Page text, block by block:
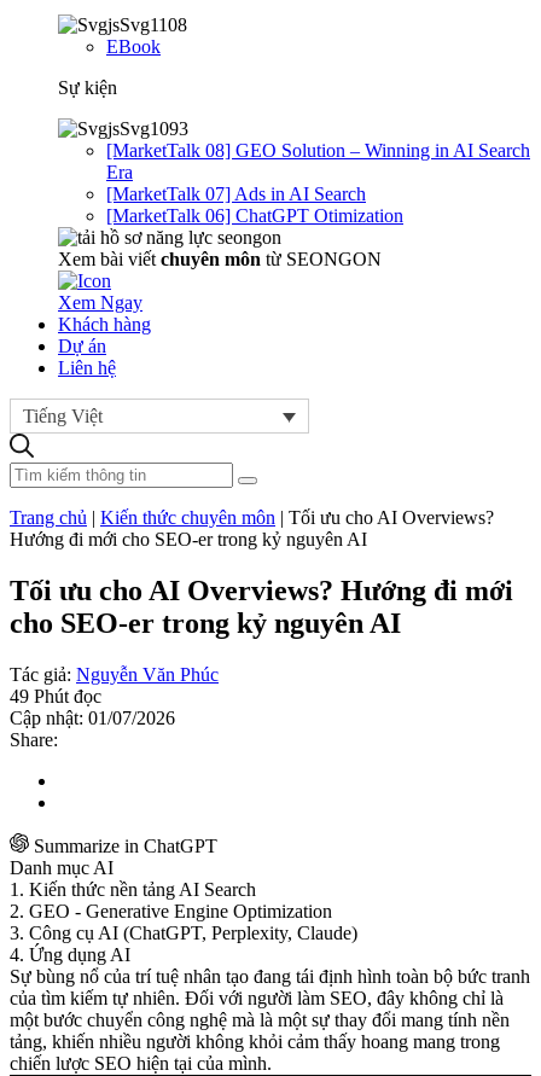
EBook
Sự kiện
[MarketTalk 08] GEO Solution – Winning in AI Search
Era
[MarketTalk 07] Ads in AI Search
[MarketTalk 06] ChatGPT Otimization
Xem bài viết chuyên môn từ SEONGON
Xem Ngay
Khách hàng
Dự án
Liên hệ
Tiếng Việt
Trang chủ | Kiến thức chuyên môn | Tối ưu cho AI Overviews?
Hướng đi mới cho SEO-er trong kỷ nguyên AI
Tối ưu cho AI Overviews? Hướng đi mới
cho SEO-er trong kỷ nguyên AI
Tác giả: Nguyễn Văn Phúc
49 Phút đọc
Cập nhật: 01/07/2026
Share:
Summarize in ChatGPT
Danh mục AI
1. Kiến thức nền tảng AI Search
2. GEO - Generative Engine Optimization
3. Công cụ AI (ChatGPT, Perplexity, Claude)
4. Ứng dụng AI
Sự bùng nổ của trí tuệ nhân tạo đang tái định hình toàn bộ bức tranh
của tìm kiếm tự nhiên. Đối với người làm SEO, đây không chỉ là
một bước chuyển công nghệ mà là một sự thay đổi mang tính nền
tảng, khiến nhiều người không khỏi cảm thấy hoang mang trong
chiến lược SEO hiện tại của mình.